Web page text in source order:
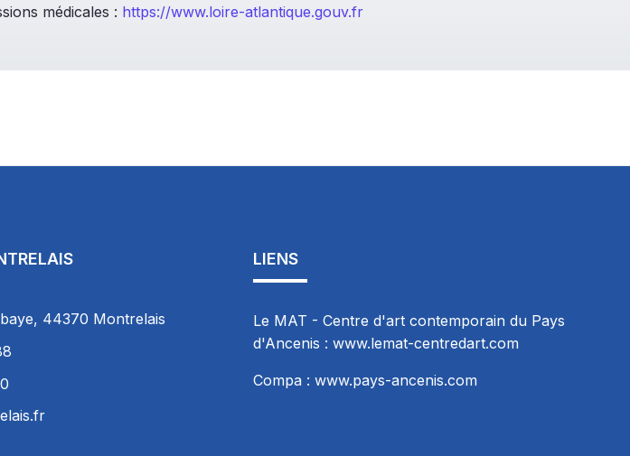
médicales : https://www.loire-atlantique.gouv.fr
44370 Montrelais
LIENS
Le MAT - Centre d'art contemporain du Pays
d'Ancenis :www.lemat-centredart.com
Compa :www.pays-ancenis.com